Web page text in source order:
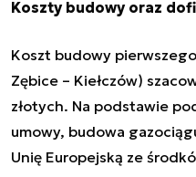
Koszty budowy oraz
Koszt budowy
Zębice – Kiełczów)
złotych. Na podstawie
umowy, budowa
Unię Europejską ze